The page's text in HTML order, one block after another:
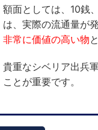
額面としては、10銭
は、実際の流通量が
非常に価値の高い物
貴重なシベリア出兵
ことが重要です。